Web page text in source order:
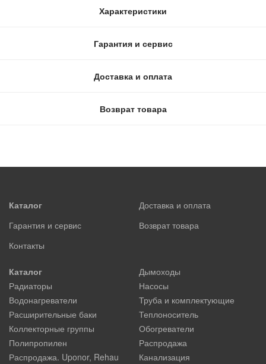
Характеристики
Гарантия и сервис
Доставка и оплата
Возврат товара
Каталог
Доставка и оплата
Гарантия и сервис
Возврат товара
Контакты
Каталог
Дымоходы
Радиаторы
Насосы
Водонагреватели
Труба и комплектующие
Расширительные баки
Теплоноситель
Коллекторные группы
Обогреватели
Полипропилен
Распродажа
Распродажа. Uponor, Rehau
Канализация